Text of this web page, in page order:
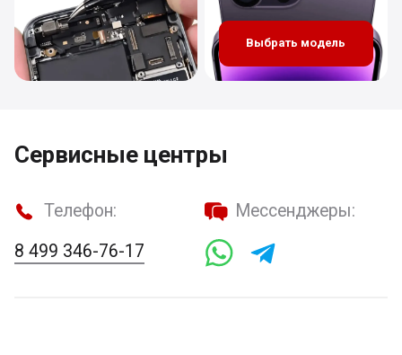
Выбрать модель
Сервисные центры
Телефон:
8 499 346-76-17
Мессенджеры: